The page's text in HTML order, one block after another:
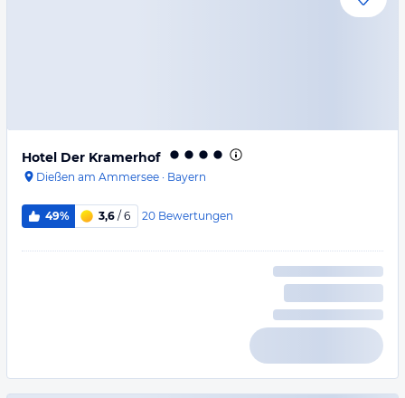
Hotel Der Kramerhof
Dießen am Ammersee · Bayern
49% 3,6 / 6 20 Bewertungen